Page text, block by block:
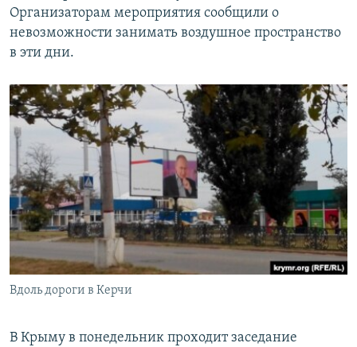
Организаторам мероприятия сообщили о
невозможности занимать воздушное пространство
в эти дни.
Вдоль дороги в Керчи
В Крыму в понедельник проходит заседание